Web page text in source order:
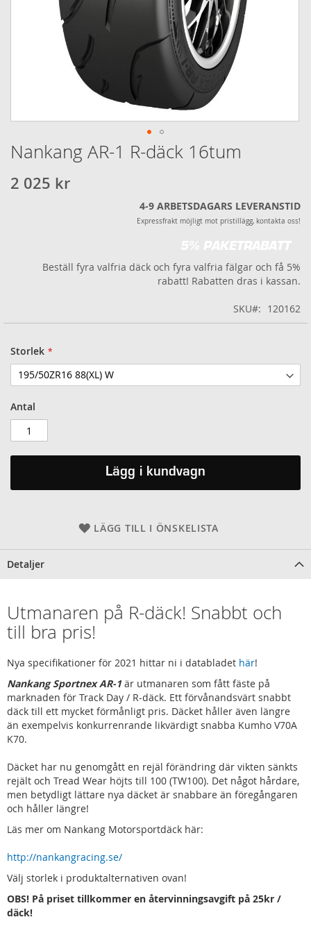
Nankang AR-1 R-däck 16tum
2 025 kr
4-9 ARBETSDAGARS LEVERANSTID
Expressfrakt möjligt mot pristillägg, kontakta oss!
Beställ fyra valfria däck och fyra valfria fälgar och få 5%
rabatt! Rabatten dras i kassan.
SKU 120162
Storlek
Antal
Lägg i kundvagn
LÄGG TILL I ÖNSKELISTA
Hoppa
till
början
av
Detaljer
Utmanaren på R-däck! Snabbt och
till bra pris!
Nya specifikationer för 2021 hittar ni i databladet här!
Nankang Sportnex AR-1är utmanaren som fått fäste på
marknaden för Track Day / R-däck. Ett förvånandsvärt snabbt
däck till ett mycket förmånligt pris. Däcket håller även längre
än exempelvis konkurrenrande likvärdigt snabba Kumho V70A
K70.
Däcket har nu genomgått en rejäl förändring där vikten sänkts
rejält och Tread Wear höjts till 100 (TW100). Det något hårdare,
men betydligt lättare nya däcket är snabbare än föregångaren
och håller längre!
Läs mer om Nankang Motorsportdäck här:
http://nankangracing.se/
Välj storlek i produktalternativen ovan!
OBS! På priset tillkommer en återvinningsavgift på 25kr /
däck!